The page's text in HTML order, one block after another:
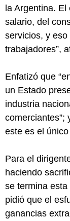
la Argentina.
salario, del
servicios, y
trabajadores”,
Enfatizó que
un Estado
industria
comerciantes”;
este es el único
Para el
haciendo
se termina esta
pidió que el
ganancias